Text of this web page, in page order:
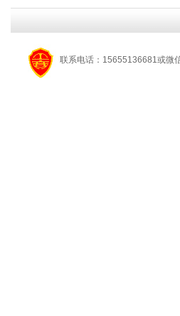
联系电话：15655136681或微